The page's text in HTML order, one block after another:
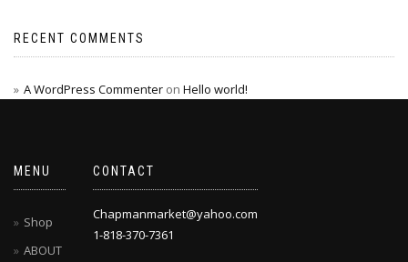
RECENT COMMENTS
A WordPress Commenter on Hello world!
MENU
Shop
ABOUT
CONTACT
Chapmanmarket@yahoo.com
1-818-370-7361